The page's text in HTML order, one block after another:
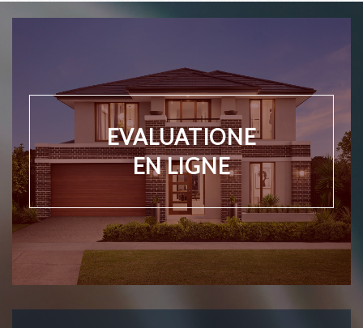
EVALUATIONE
EN LIGNE